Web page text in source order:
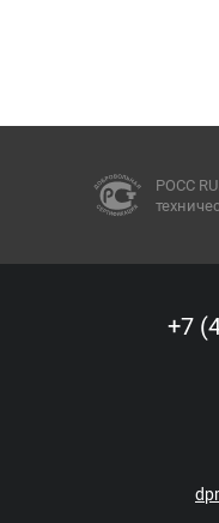
РОСС
технические
+7